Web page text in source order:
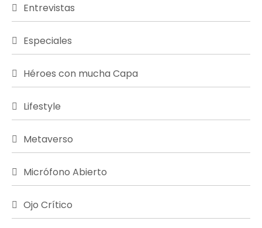
Entrevistas
Especiales
Héroes con mucha Capa
Lifestyle
Metaverso
Micrófono Abierto
Ojo Crítico